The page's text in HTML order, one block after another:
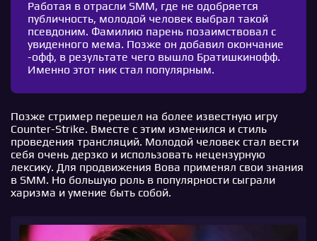
Работая в отрасли SMM, где не одобряется
публичность, молодой человек выбрал такой
псевдоним. Фамилию парень позаимствовал с
увиденного мема. Позже он добавил окончание
-офф, в результате чего вышло Братишкинофф.
Именно этот ник стал популярным.
Позже стример перешел на более известную игру
Counter-Strike. Вместе с этим изменился и стиль
проведения трансляций. Молодой человек стал вести
себя очень дерзко и использовать нецензурную
лексику. Для продвижения Вова применял свои знания
в SMM. Но большую роль в популярности сыграли
харизма и умение быть собой.